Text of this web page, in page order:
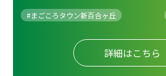
#まごころタウン新百合ヶ丘
詳細はこちら